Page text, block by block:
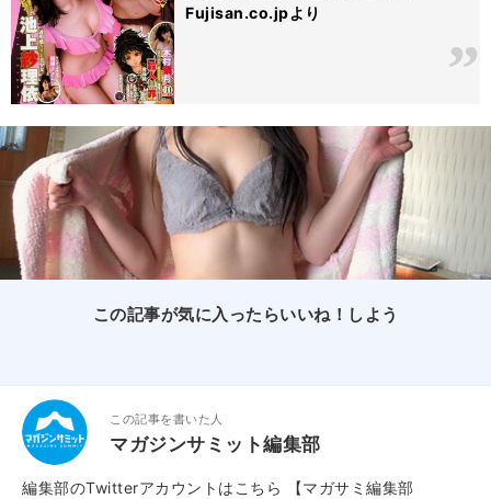
Fujisan.co.jpより
この記事が気に入ったらいいね！しよう
この記事を書いた人
マガジンサミット編集部
編集部のTwitterアカウントはこちら
【マガサミ編集部